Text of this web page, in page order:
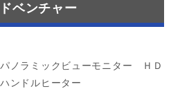
ベンチャー
ノラミックビューモニター ＨＤ
ンドルヒーター